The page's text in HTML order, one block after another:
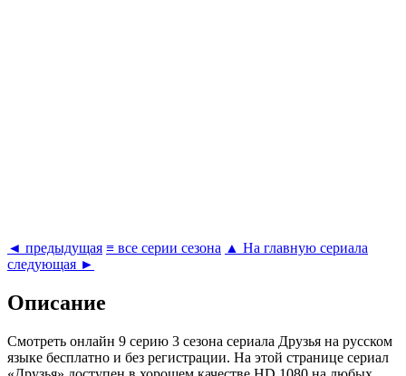
◄ предыдущая ≡ все серии сезона ▲ На главную сериала
следующая ►
Описание
Cмотреть онлайн 9 серию 3 сезона сериала Друзья на русском
языке бесплатно и без регистрации. На этой странице сериал